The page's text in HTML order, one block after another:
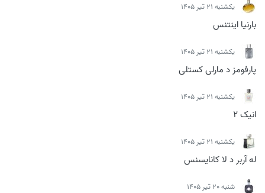
يكشنبه 21 تیر 1405
بارنیا اینتنس
يكشنبه 21 تیر 1405
پارفومز د مارلی کستلی
يكشنبه 21 تیر 1405
انیک 2
يكشنبه 21 تیر 1405
له آربر د لا کانایسنس
شنبه 20 تیر 1405